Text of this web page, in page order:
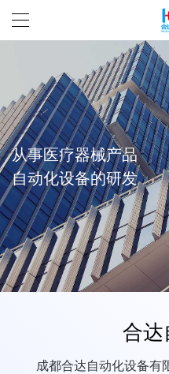
从事医疗器械产品
自动化设备的研发
合
成都合达自动化设备有